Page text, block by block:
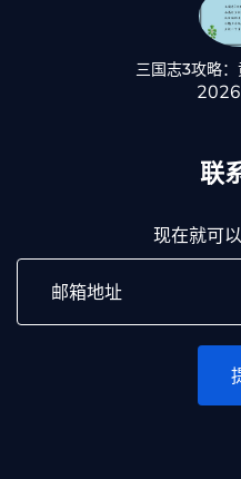
三国志3攻略
联
现在就可